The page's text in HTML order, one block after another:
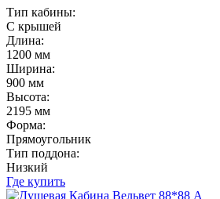
Тип кабины:
С крышей
Длина:
1200 мм
Ширина:
900 мм
Высота:
2195 мм
Форма:
Прямоугольник
Тип поддона:
Низкий
Где купить